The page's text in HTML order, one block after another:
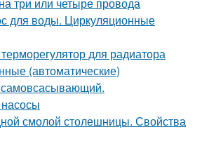
для воды. Циркуляционные
для радиатора
(автоматические)
смолой столешницы. Свойства